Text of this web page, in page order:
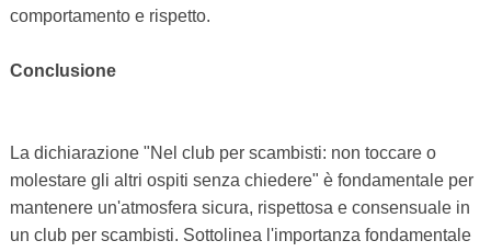
comportamento e rispetto.
Conclusione
La dichiarazione "Nel club per scambisti: non toccare o
molestare gli altri ospiti senza chiedere" è fondamentale per
mantenere un'atmosfera sicura, rispettosa e consensuale in
un club per scambisti. Sottolinea l'importanza fondamentale